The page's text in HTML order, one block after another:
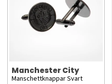
Manchester City
Manschettknappar Svart